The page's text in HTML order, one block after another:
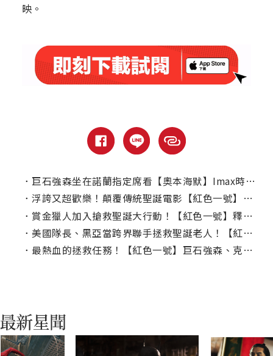
映。
． 巨石強森坐在諾蘭指定席看【奧本海默】Imax時在想什麼？
． 浮誇又超歡樂！顛覆傳統聖誕電影【紅色一號】登票房冠軍寶座
． 賞金獵人加入搶救聖誕大行動！【紅色一號】釋出終極預告
． 美國隊長、黑亞當跨界聯手拯救聖誕老人！【紅色一號】釋出最新預告
． 最熱血的拯救任務！【紅色一號】巨石強森、克里斯伊凡組隊救聖誕老公公？